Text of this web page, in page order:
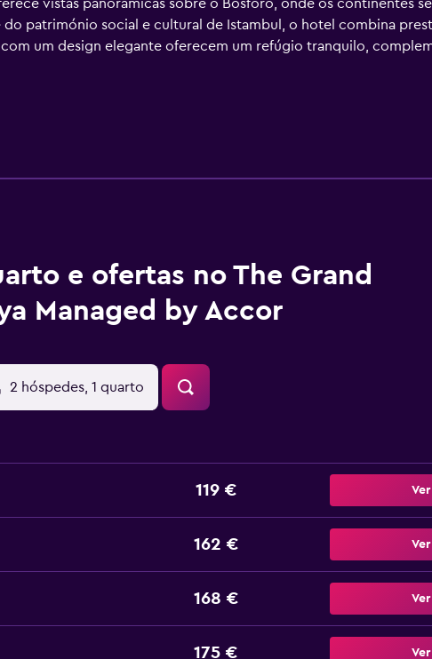
vistas panorâmicas sobre o Bósforo, onde os continentes
património social e cultural de Istambul, o hotel combina
um design elegante oferecem um refúgio tranquilo,
e ofertas no The Grand
Managed by Accor
2 hóspedes, 1 quarto
119 €
162 €
168 €
175 €